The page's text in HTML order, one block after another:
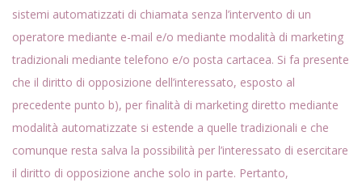
sistemi automatizzati di chiamata senza l’intervento di un
operatore mediante e-mail e/o mediante modalità di marketing
tradizionali mediante telefono e/o posta cartacea. Si fa presente
che il diritto di opposizione dell’interessato, esposto al
precedente punto b), per finalità di marketing diretto mediante
modalità automatizzate si estende a quelle tradizionali e che
comunque resta salva la possibilità per l’interessato di esercitare
il diritto di opposizione anche solo in parte. Pertanto,